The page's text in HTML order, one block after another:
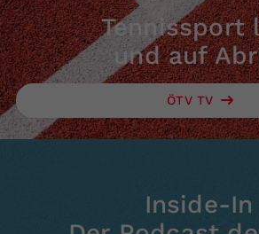
Tennissport
und auf
ÖTV TV
Inside-In